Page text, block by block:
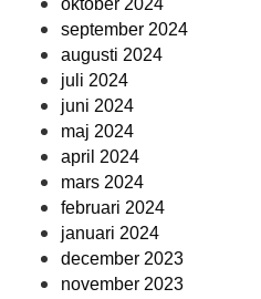
oktober 2024
september 2024
augusti 2024
juli 2024
juni 2024
maj 2024
april 2024
mars 2024
februari 2024
januari 2024
december 2023
november 2023